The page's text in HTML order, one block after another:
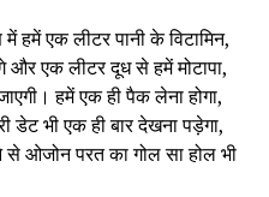
हमें एक लीटर पानी के विटामिन,
और एक लीटर दूध से हमें मोटापा,
हमें एक ही पैक लेना होगा,
डेट भी एक ही बार देखना पड़ेगा,
से ओजोन परत का गोल सा होल भी